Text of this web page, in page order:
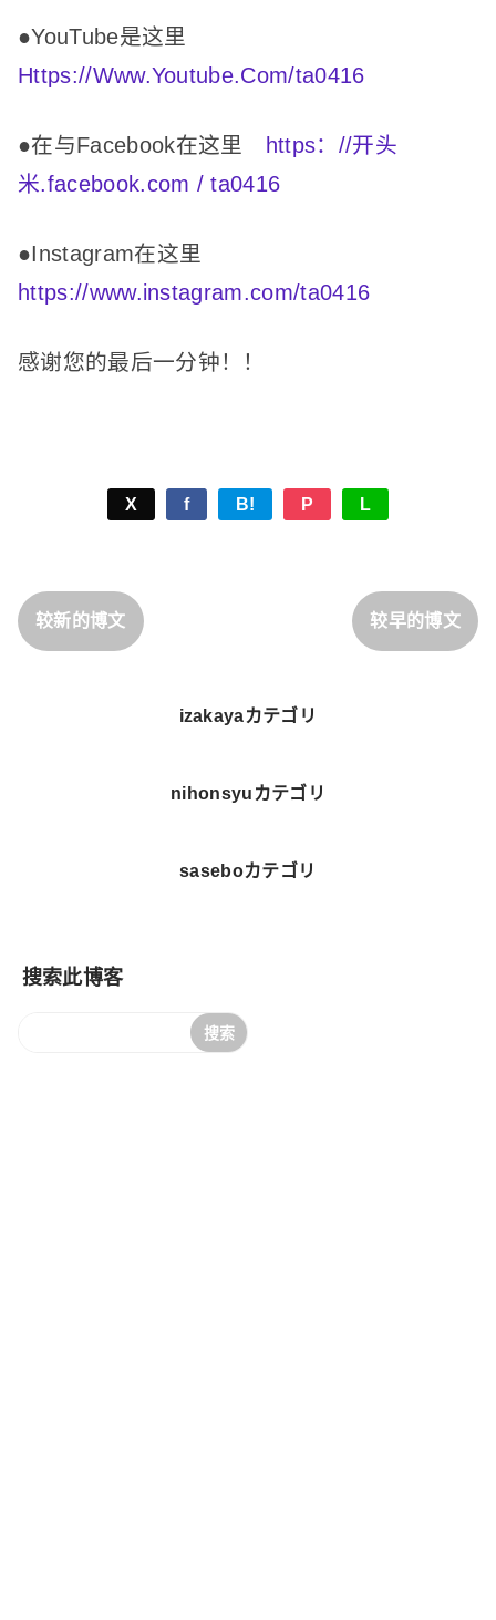
●YouTube是这里
Https://Www.Youtube.Com/ta0416
●在与Facebook在这里
https：//开头
米.facebook.com / ta0416
●Instagram在这里
https://www.instagram.com/ta0416
感谢您的最后一分钟！ ！
X f B! P L
较新的博文 较早的博文
izakayaカテゴリ
nihonsyuカテゴリ
saseboカテゴリ
搜索此博客